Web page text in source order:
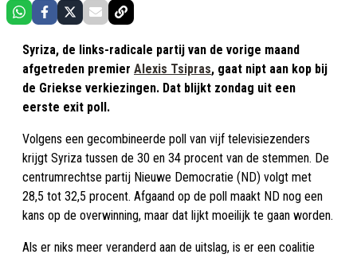
Syriza, de links-radicale partij van de vorige maand
afgetreden premier Alexis Tsipras, gaat nipt aan kop bij
de Griekse verkiezingen. Dat blijkt zondag uit een
eerste exit poll.
Volgens een gecombineerde poll van vijf televisiezenders
krijgt Syriza tussen de 30 en 34 procent van de stemmen. De
centrumrechtse partij Nieuwe Democratie (ND) volgt met
28,5 tot 32,5 procent. Afgaand op de poll maakt ND nog een
kans op de overwinning, maar dat lijkt moeilijk te gaan worden.
Als er niks meer veranderd aan de uitslag, is er een coalitie